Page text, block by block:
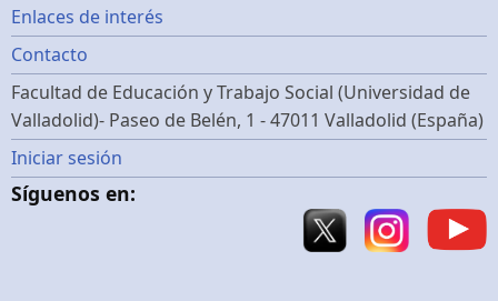
Footer
menu
Enlaces de interés
Contacto
Facultad de Educación y Trabajo Social (Universidad de
Valladolid)- Paseo de Belén, 1 - 47011 Valladolid (España)
Menú
de
Iniciar sesión
Síguenos en: